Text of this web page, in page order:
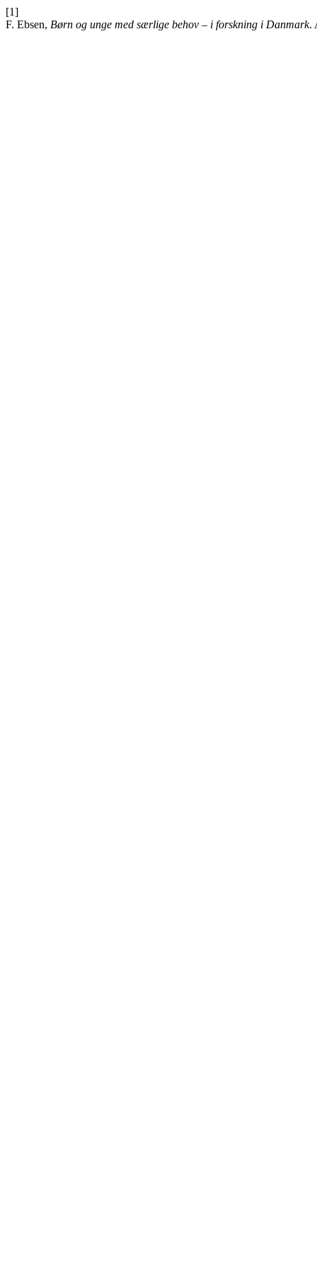
[1]
F. Ebsen, Børn og unge med særlige behov – i forskning i Danmark.